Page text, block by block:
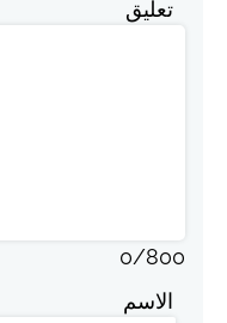
تعليق
0/800
الاسم